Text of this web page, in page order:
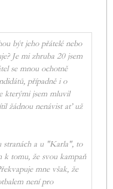
být jeho přátelé nebo
Je mi zhruba 20 jsem
se mnou ochotně
případně i o
kterými jsem mluvil
žádnou nenávist ať už
stranách a u "Karla", to
k tomu, že svou kampaň
mne však, že
není pro